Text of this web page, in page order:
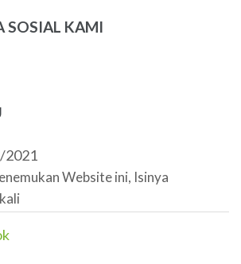
SOSIAL KAMI
2021
Website ini, Isinya